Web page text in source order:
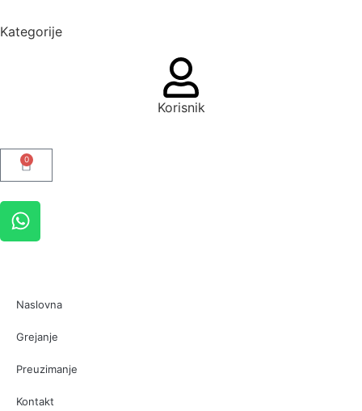
Kategorije
Korisnik
0
Naslovna
Grejanje
Preuzimanje
Kontakt